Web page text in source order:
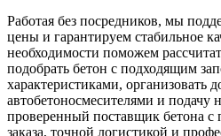
Работая без посредников, мы
цены и гарантируем стабильное
необходимости поможем
подобрать бетон с подходящим
характеристиками, организовать
автобетоносмесителями и подачу
проверенный поставщик бетона
заказа, точной логистикой и